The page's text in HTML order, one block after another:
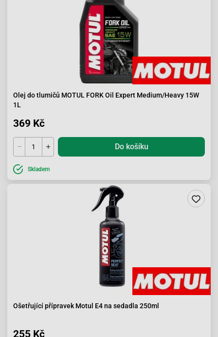
Olej do tlumičů MOTUL FORK Oil Expert Medium/Heavy 15W
1L
369 Kč
Do košíku
Skladem
Ošetřující přípravek Motul E4 na sedadla 250ml
255 Kč